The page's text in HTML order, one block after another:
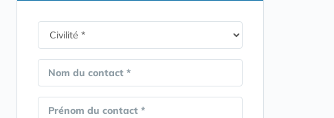
Nom du contact *
Prénom du contact *